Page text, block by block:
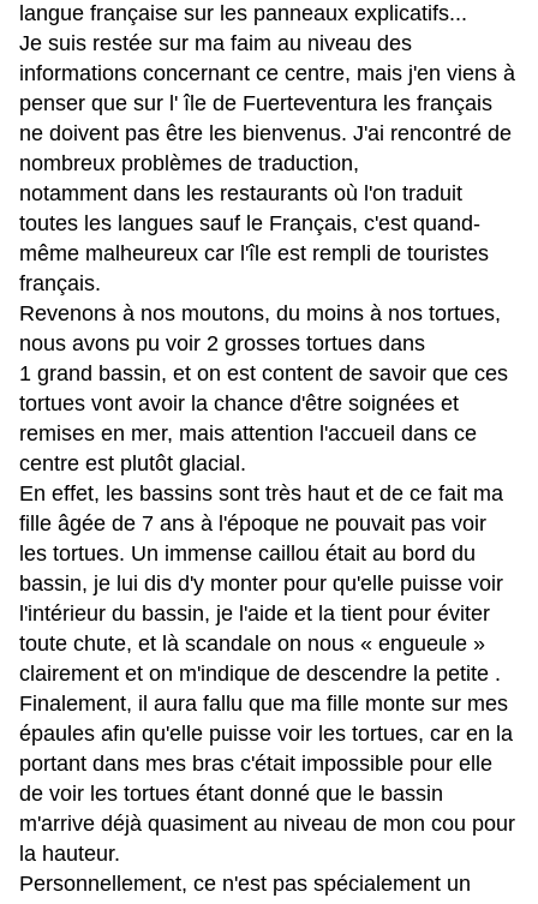
langue française sur les panneaux explicatifs...
Je suis restée sur ma faim au niveau des
informations concernant ce centre, mais j'en viens à
penser que sur l' île de Fuerteventura les français
ne doivent pas être les bienvenus. J'ai rencontré de
nombreux problèmes de traduction,
notamment dans les restaurants où l'on traduit
toutes les langues sauf le Français, c'est quand-
même malheureux car l'île est rempli de touristes
français.
Revenons à nos moutons, du moins à nos tortues,
nous avons pu voir 2 grosses tortues dans
1 grand bassin, et on est content de savoir que ces
tortues vont avoir la chance d'être soignées et
remises en mer, mais attention l'accueil dans ce
centre est plutôt glacial.
En effet, les bassins sont très haut et de ce fait ma
fille âgée de 7 ans à l'époque ne pouvait pas voir
les tortues. Un immense caillou était au bord du
bassin, je lui dis d'y monter pour qu'elle puisse voir
l'intérieur du bassin, je l'aide et la tient pour éviter
toute chute, et là scandale on nous « engueule »
clairement et on m'indique de descendre la petite .
Finalement, il aura fallu que ma fille monte sur mes
épaules afin qu'elle puisse voir les tortues, car en la
portant dans mes bras c'était impossible pour elle
de voir les tortues étant donné que le bassin
m'arrive déjà quasiment au niveau de mon cou pour
la hauteur.
Personnellement, ce n'est pas spécialement un